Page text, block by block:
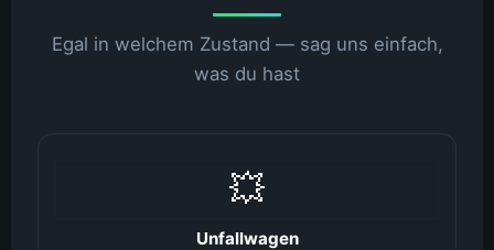
Egal in welchem Zustand — sag uns einfach,
was du hast
💥
Unfallwagen